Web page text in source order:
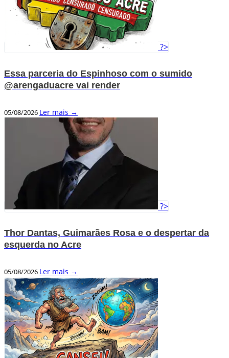
?>
Essa parceria do Espinhoso com o sumido
@arengaduacre vai render
05/08/2026 Ler mais →
?>
Thor Dantas, Guimarães Rosa e o despertar da
esquerda no Acre
05/08/2026 Ler mais →